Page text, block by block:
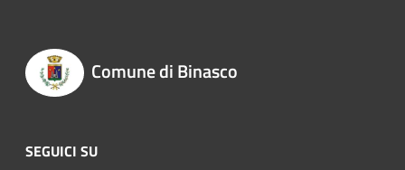
Comune di Binasco
SEGUICI SU